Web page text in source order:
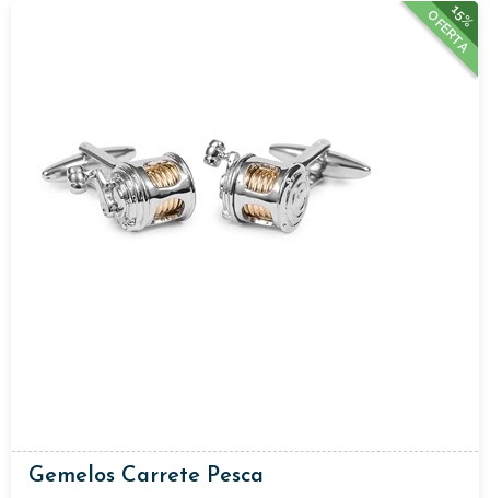
15%
OFERTA
Gemelos Carrete Pesca